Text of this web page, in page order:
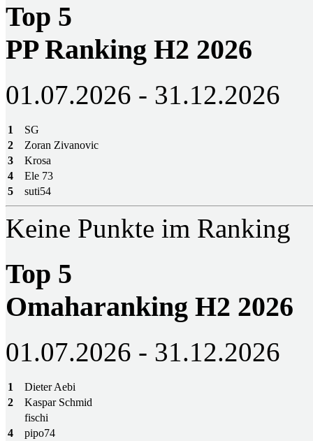
Top 5
PP Ranking H2 2026
01.07.2026 - 31.12.2026
1
SG
2
Zoran Zivanovic
3
Krosa
4
Ele 73
5
suti54
Keine Punkte im Ranking
Top 5
Omaharanking H2 2026
01.07.2026 - 31.12.2026
1
Dieter Aebi
2
Kaspar Schmid
fischi
4
pipo74